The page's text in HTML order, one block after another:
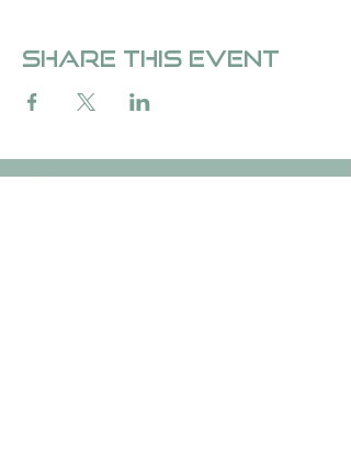
Share this event